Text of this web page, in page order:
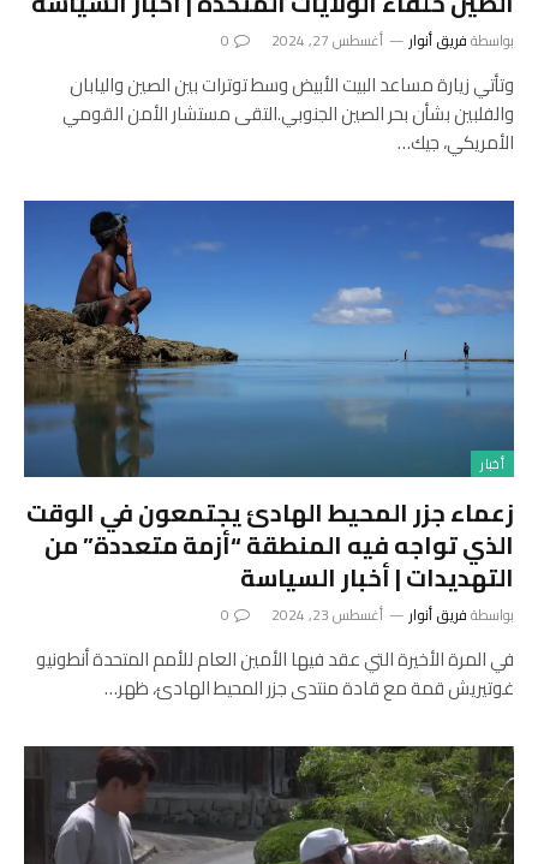
بواسطةفريق أنوار أغسطس 27, 2024 0
وتأتي زيارة مساعد البيت الأبيض وسط توترات بين الصين واليابان
والفلبين بشأن بحر الصين الجنوبي.التقى مستشار الأمن القومي
الأمريكي، جيك…
أخبار
زعماء جزر المحيط الهادئ يجتمعون في الوقت
الذي تواجه فيه المنطقة “أزمة متعددة” من
التهديدات | أخبار السياسة
بواسطةفريق أنوار أغسطس 23, 2024 0
في المرة الأخيرة التي عقد فيها الأمين العام للأمم المتحدة أنطونيو
غوتيريش قمة مع قادة منتدى جزر المحيط الهادئ، ظهر…